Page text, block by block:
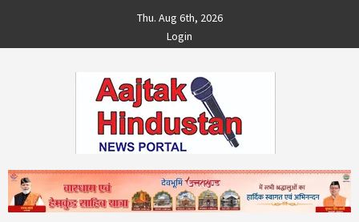
content
Thu. Aug 6th, 2026
Login